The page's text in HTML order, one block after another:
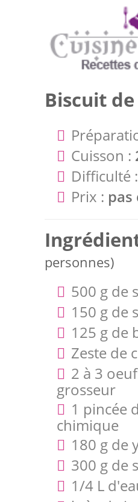
Biscuit
Cuisson :
Difficulté :
Prix : pas
personnes)
500 g de
150 g de
125 g de
Zeste de
2 à 3
grosseur
1 pincée
chimique
180 g de
300 g de
1/4 L